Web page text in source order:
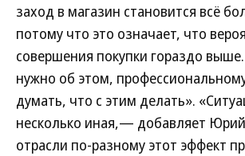
заход в магазин становится всё
потому что это означает, что
совершения покупки гораздо
нужно об этом,
думать, что с этим делать».
несколько иная,— добавляет
отрасли по-разному этот эффект